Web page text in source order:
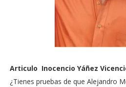
Articulo Inocencio Yáñez
¿Tienes pruebas de que Alejandro